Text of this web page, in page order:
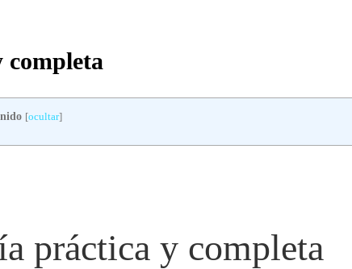
[ocultar]
práctica y completa